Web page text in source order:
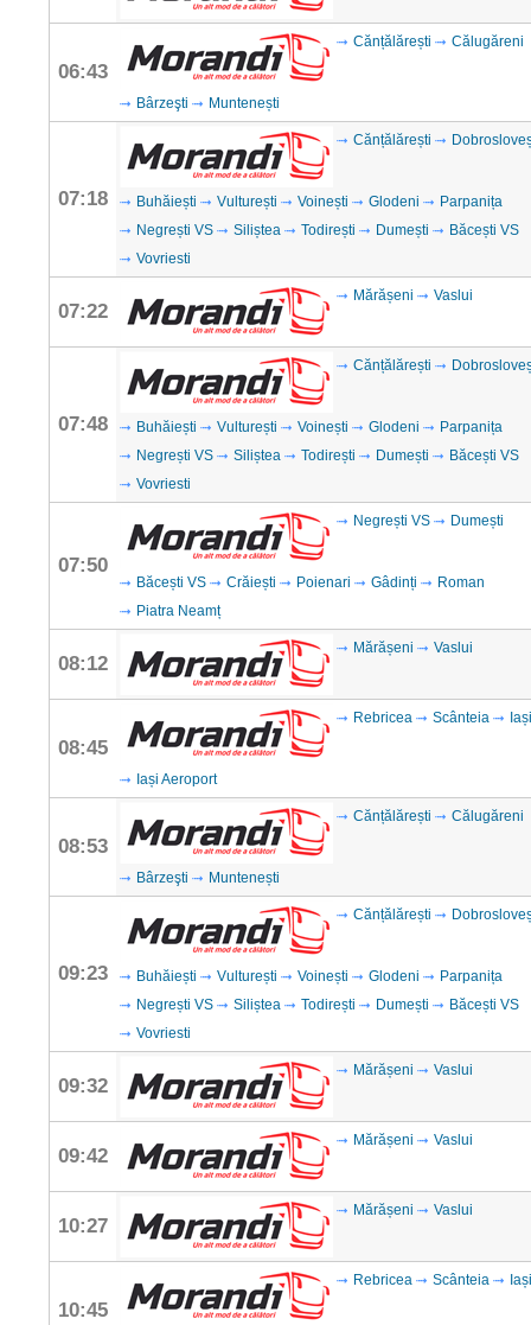
06:43
Cănțălărești Călugăreni
Bârzeşti Muntenești
07:18
Cănțălărești
Buhăiești Vulturești Voinești Glodeni
Parpanița
Negrești VS
Siliștea Todirești Dumești
Băcești VS
Vovriesti
07:22
Mărășeni Vaslui
07:48
Cănțălărești
Buhăiești Vulturești Voinești Glodeni
Parpanița
Negrești VS
Siliștea Todirești Dumești
Băcești VS
Vovriesti
07:50
Negrești VS Dumești
Băcești VS Crăiești Poienari Gâdinți
Roman
Piatra Neamț
08:12
Mărășeni Vaslui
08:45
Rebricea Scânteia Iași
Iași Aeroport
08:53
Cănțălărești Călugăreni
Bârzeşti Muntenești
09:23
Cănțălărești
Buhăiești Vulturești Voinești Glodeni
Parpanița
Negrești VS
Siliștea Todirești Dumești
Băcești VS
Vovriesti
09:32
Mărășeni Vaslui
09:42
Mărășeni Vaslui
10:27
Mărășeni Vaslui
10:45
Rebricea Scânteia Iași